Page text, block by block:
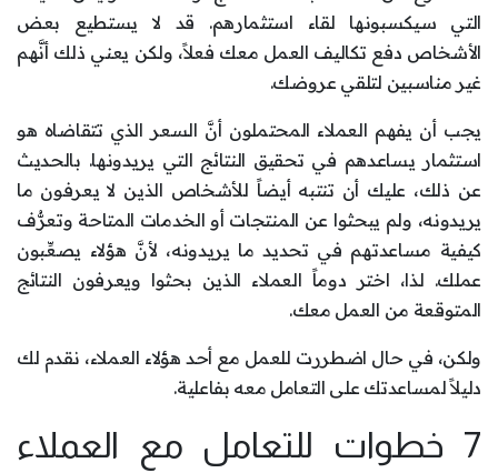
التي سيكسبونها لقاء استثمارهم. قد لا يستطيع بعض
الأشخاص دفع تكاليف العمل معك فعلاً، ولكن يعني ذلك أنَّهم
غير مناسبين لتلقي عروضك.
يجب أن يفهم العملاء المحتملون أنَّ السعر الذي تتقاضاه هو
استثمار يساعدهم في تحقيق النتائج التي يريدونها. بالحديث
عن ذلك، عليك أن تنتبه أيضاً للأشخاص الذين لا يعرفون ما
يريدونه، ولم يبحثوا عن المنتجات أو الخدمات المتاحة وتعرُّف
كيفية مساعدتهم في تحديد ما يريدونه، لأنَّ هؤلاء يصعِّبون
عملك. لذا، اختر دوماً العملاء الذين بحثوا ويعرفون النتائج
المتوقعة من العمل معك.
ولكن، في حال اضطررت للعمل مع أحد هؤلاء العملاء، نقدم لك
دليلاً لمساعدتك على التعامل معه بفاعلية.
7 خطوات للتعامل مع العملاء